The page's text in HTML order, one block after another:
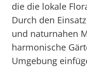
die die lokale
Durch den
und naturnahen
harmonische
Umgebung